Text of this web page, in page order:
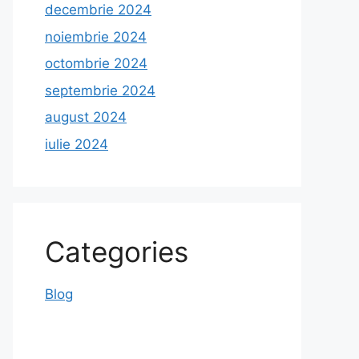
decembrie 2024
noiembrie 2024
octombrie 2024
septembrie 2024
august 2024
iulie 2024
Categories
Blog